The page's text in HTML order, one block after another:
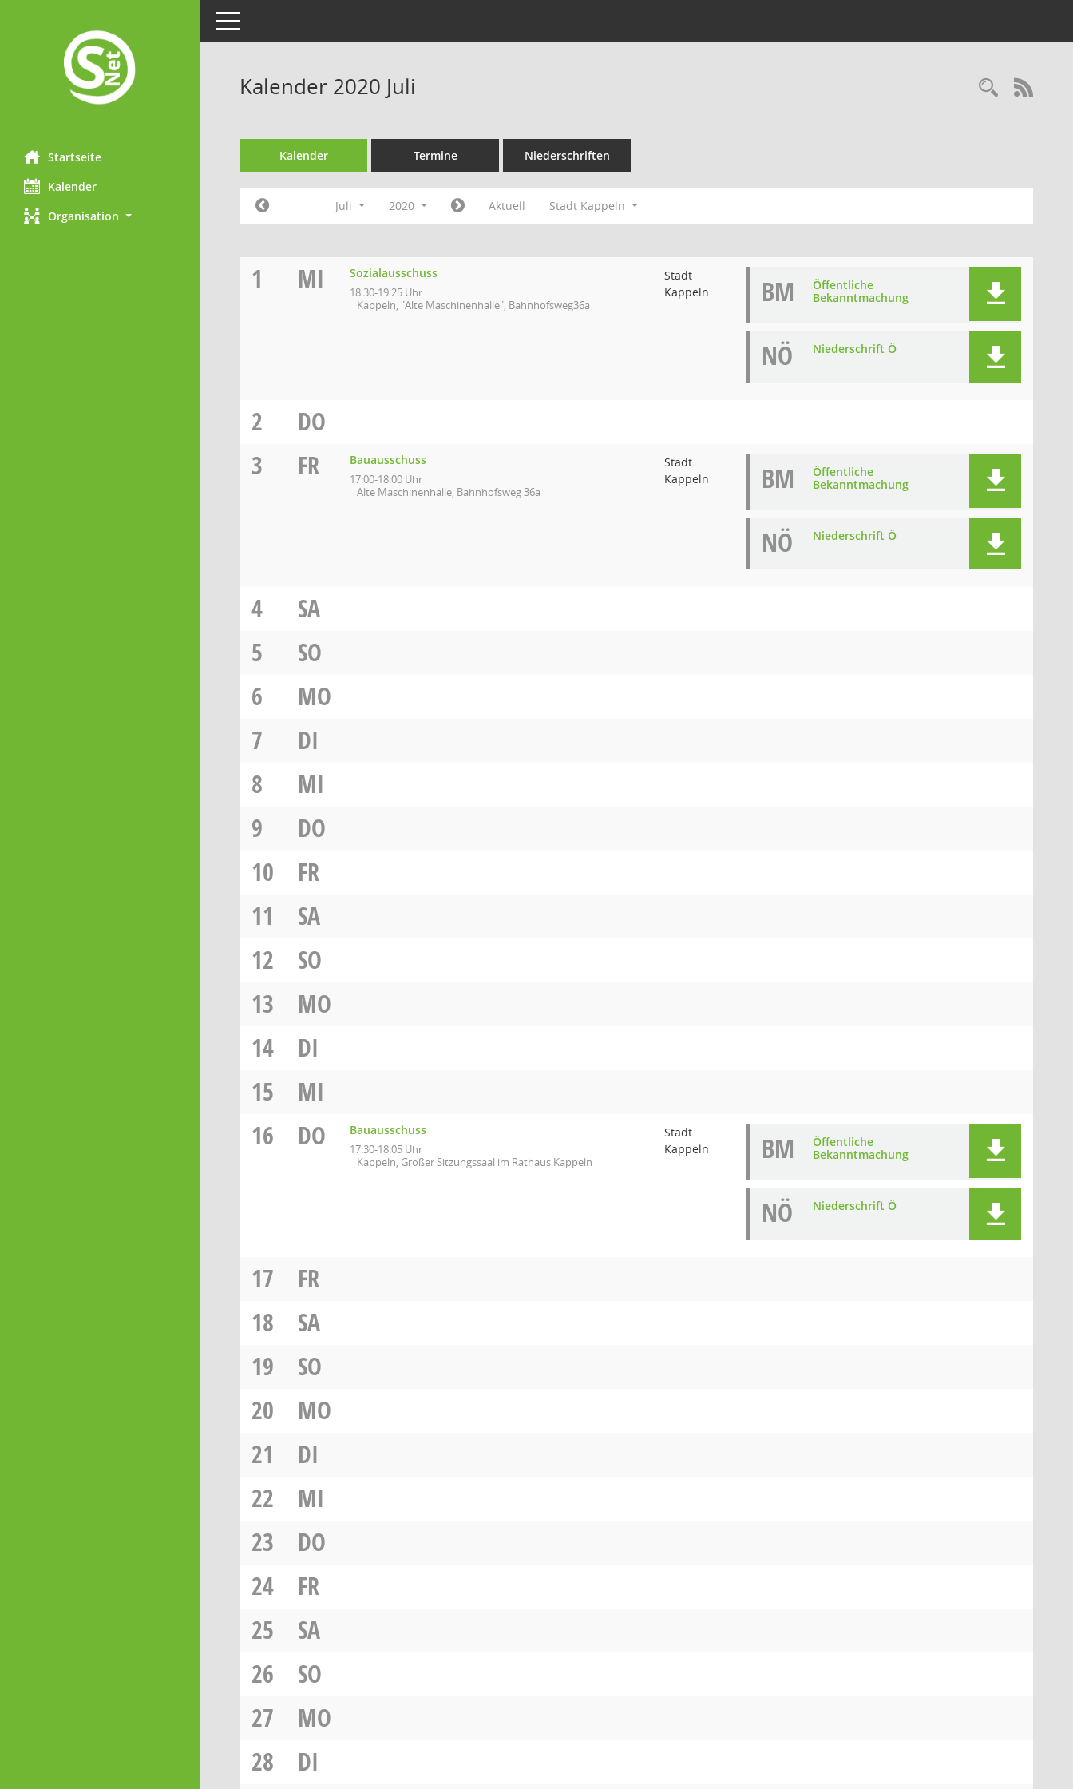
Startseite
Kalender
Organisation
Toggle navigation
Kalender 2020 Juli
Kalender Termine Niederschriften
Juli 2020 Aktuell Stadt Kappeln
1 MI Sozialausschuss
18:30-19:25 Uhr
Kappeln, "Alte Maschinenhalle", Bahnhofsweg36a
Stadt
Kappeln
BM
Öffentliche
Bekanntmachung
NÖ Niederschrift Ö
2
DO
3
FR Bauausschuss
17:00-18:00 Uhr
Alte Maschinenhalle, Bahnhofsweg 36a
Stadt
Kappeln
BM
Öffentliche
Bekanntmachung
NÖ Niederschrift Ö
4
SA
5
SO
6
MO
7
DI
8
MI
9
DO
10
FR
11
SA
12
SO
13
MO
14
DI
15
MI
16
DO Bauausschuss
17:30-18:05 Uhr
Kappeln, Großer Sitzungssaal im Rathaus Kappeln
Stadt
Kappeln
BM
Öffentliche
Bekanntmachung
NÖ Niederschrift Ö
17
FR
18
SA
19
SO
20
MO
21
DI
22
MI
23
DO
24
FR
25
SA
26
SO
27
MO
28
DI